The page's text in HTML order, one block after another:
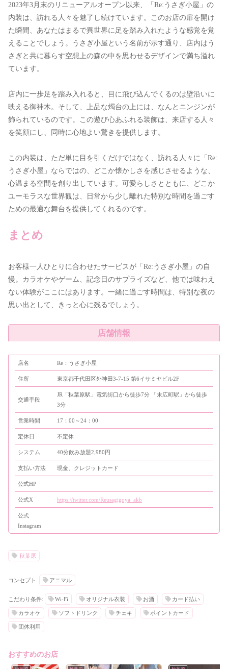
2023年3月末のリニューアルオープン以来、「Re:うさぎ小屋」の
内装は、訪れる人々を魅了し続けています。このお店の扉を開け
た瞬間、あなたはまるで異世界に足を踏み入れたような感覚を覚
えることでしょう。うさぎ小屋という名前が示す通り、店内はう
さぎと共に暮らす空想上の森の中を思わせるデザインで満ち溢れ
ています。
店内に一歩足を踏み入れると、目に飛び込んでくるのは壁沿いに
映える御神木。そして、上品な燭台の上には、なんとニンジンが
飾られているのです。この遊び心あふれる装飾は、来店する人々
を笑顔にし、同時に心地よい驚きを提供します。
この内装は、ただ単に目を引くだけではなく、訪れる人々に「Re:
うさぎ小屋」ならではの、どこか懐かしさを感じさせるような、
心温まる空間を創り出しています。可愛らしさとともに、どこか
ユーモラスな世界観は、日常から少し離れた特別な時間を過ごす
ための最適な舞台を提供してくれるのです。
まとめ
お客様一人ひとりに合わせたサービスが「Re:うさぎ小屋」の自
慢。カラオケやゲーム、記念日のサプライズなど、他では味わえ
ない体験がここにはあります。一緒に過ごす時間は、特別な夜の
思い出として、きっと心に残るでしょう。
店舗情報
店名 Re：うさぎ小屋
住所 東京都千代田区外神田3-7-15 第6イサミヤビル2F
交通手段
JR「秋葉原駅」電気街口から徒歩7分 「末広町駅」から徒歩
3分
営業時間 17：00～24：00
定休日 不定休
システム 40分飲み放題2,980円
支払い方法 現金、クレジットカード
公式HP
公式X https://twitter.com/Reusagigoya_akb
公式
Instagram
秋葉原
コンセプト: アニマル
こだわり条件: Wi-Fi オリジナル衣装 お酒 カード払い
カラオケ ソフトドリンク チェキ ポイントカード
団体利用
おすすめのお店